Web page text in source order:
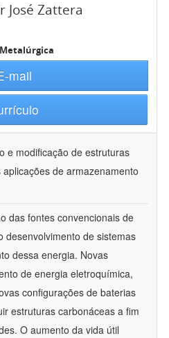
José Zattera
mail
e modificação de estruturas
de armazenamento
das fontes convencionais de
desenvolvimento de sistemas
dessa energia. Novas
de energia eletroquímica,
configurações de baterias
estruturas carbonáceas a fim
O aumento da vida útil